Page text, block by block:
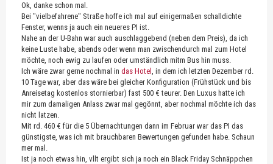
Ok, danke schon mal.
Bei "vielbefahrene" Straße hoffe ich mal auf einigermaßen schalldichte
Fenster, wenns ja auch ein neueres PI ist.
Nahe an der U-Bahn war auch auschlaggebend (neben dem Preis), da ich
keine Luste habe, abends oder wenn man zwischendurch mal zum Hotel
möchte, noch ewig zu laufen oder umständlich mitm Bus hin muss.
Ich wäre zwar gerne nochmal in das Hotel , in dem ich letzten Dezember rd.
10 Tage war, aber das wäre bei gleicher Konfiguration (Frühstück und bis
Anreisetag kostenlos stornierbar) fast 500 € teurer. Den Luxus hatte ich
mir zum damaligen Anlass zwar mal gegönnt, aber nochmal möchte ich das
nicht latzen.
Mit rd. 460 € für die 5 Übernachtungen dann im Februar war das PI das
günstigste, was ich mit brauchbaren Bewertungen gefunden habe. Schaun
mer mal.
Ist ja noch etwas hin, vllt ergibt sich ja noch ein Black Friday Schnäppchen